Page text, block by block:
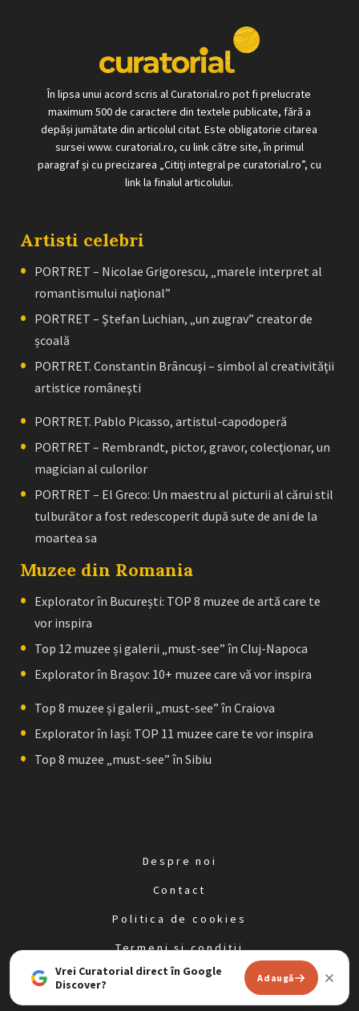
În lipsa unui acord scris al Curatorial.ro pot fi prelucrate
maximum 500 de caractere din textele publicate, fără a
depăși jumătate din articolul citat. Este obligatorie citarea
sursei www. curatorial.ro, cu link către site, în primul
paragraf și cu precizarea „Citiți integral pe curatorial.ro”, cu
link la finalul articolului.
Artisti celebri
PORTRET – Nicolae Grigorescu, „marele interpret al
romantismului naţional”
PORTRET – Ştefan Luchian, „un zugrav” creator de
școală
PORTRET. Constantin Brâncuşi – simbol al creativităţii
artistice româneşti
PORTRET. Pablo Picasso, artistul-capodoperă
PORTRET – Rembrandt, pictor, gravor, colecţionar, un
magician al culorilor
PORTRET – El Greco: Un maestru al picturii al cărui stil
tulburător a fost redescoperit după sute de ani de la
moartea sa
Muzee din Romania
Explorator în București: TOP 8 muzee de artă care te
vor inspira
Top 12 muzee și galerii „must-see” în Cluj-Napoca
Explorator în Brașov: 10+ muzee care vă vor inspira
Top 8 muzee și galerii „must-see” în Craiova
Explorator în Iași: TOP 11 muzee care te vor inspira
Top 8 muzee „must-see” în Sibiu
Despre noi
Contact
Politica de cookies
Termeni și condiții
Politica de confidențialitate
Vrei Curatorial direct în Google
Discover?
Adaugă